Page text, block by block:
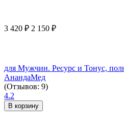
3 420 ₽ 2 150 ₽
для Мужчин. Ресурс и Тонус,
АнандаМед
(Отзывов: 9)
4.2
В корзину